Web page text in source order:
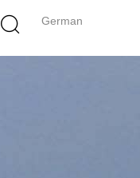
German